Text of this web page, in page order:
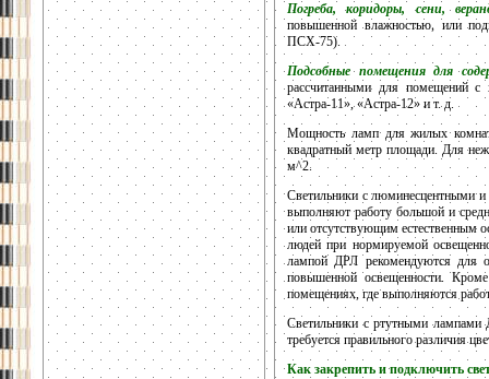
Погреба, коридоры, сени,
повышенной влажностью, или
ПСХ-75).
Подсобные помещения для
рассчитанными для помещений с
«Астра-11», «Астра-12» и т. д.
Мощность ламп для жилых
квадратный метр площади. Для
м^2.
Светильники с люминесцентными
выполняют работу большой и
или отсутствующим естественным
людей при нормируемой
лампой ДРЛ рекомендуются для
повышенной освещенности.
помещениях, где выполняются
Светильники с ртутными лампами
требуется правильного различия
Как закрепить и подключить